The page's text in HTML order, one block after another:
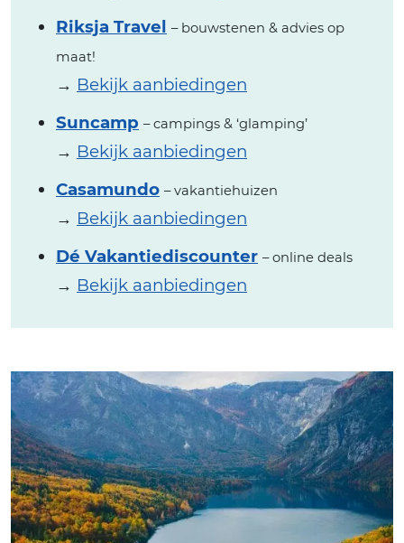
Riksja Travel – bouwstenen & advies op
maat!
→ Bekijk aanbiedingen
Suncamp – campings & ‘glamping’
→ Bekijk aanbiedingen
Casamundo – vakantiehuizen
→ Bekijk aanbiedingen
Dé Vakantiediscounter – online deals
→ Bekijk aanbiedingen